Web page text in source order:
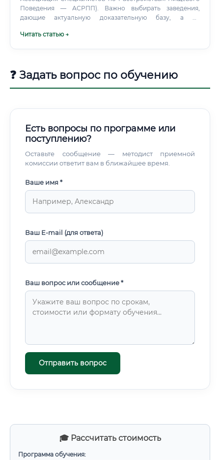
🎓 Рассчитать стоимость
Программа обучения:
Поведения — АСРПП). Важно выбирать заведения,
дающие актуальную доказательную базу, а не
Читать статью →
❓ Задать вопрос по обучению
Есть вопросы по программе или
поступлению?
Оставьте сообщение — методист приемной
комиссии ответит вам в ближайшее время.
Ваше имя *
Ваш E-mail (для ответа)
Ваш вопрос или сообщение *
Отправить вопрос